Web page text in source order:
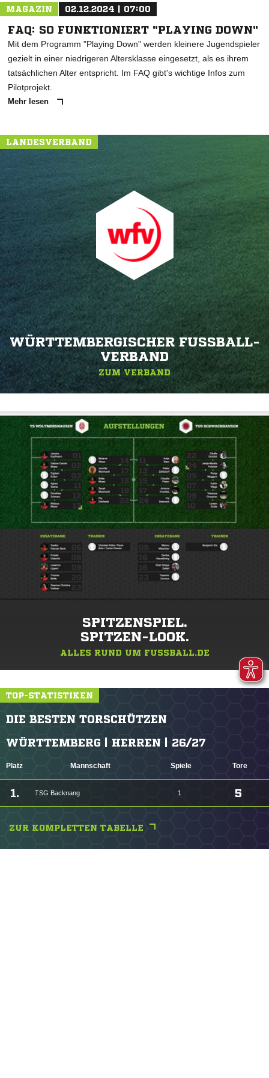
MAGAZIN 02.12.2024 | 07:00
FAQ: SO FUNKTIONIERT "PLAYING DOWN"
Mit dem Programm "Playing Down" werden kleinere Jugendspieler
gezielt in einer niedrigeren Altersklasse eingesetzt, als es ihrem
tatsächlichen Alter entspricht. Im FAQ gibt's wichtige Infos zum
Pilotprojekt.
Mehr lesen
LANDESVERBAND
WÜRTTEMBERGISCHER FUSSBALL-V
ERBAND
ZUM VERBAND
SPITZENSPIEL.
SPITZEN-LOOK.
ALLES RUND UM FUSSBALL.DE
TOP-STATISTIKEN
DIE BESTEN TORSCHÜTZEN
WÜRTTEMBERG | HERREN | 26/27
Platz Mannschaft Spiele Tore
1. TSG Backnang 1 5
ZUR KOMPLETTEN TABELLE